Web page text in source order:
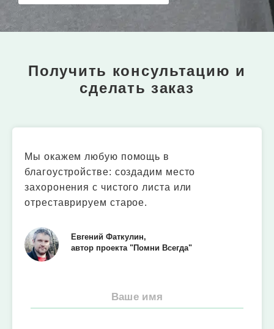
Получить консультацию и
сделать заказ
Мы окажем любую помощь в
благоустройстве: создадим место
захоронения с чистого листа или
отреставрируем старое.
Евгений Фаткулин,
автор проекта "Помни Всегда"